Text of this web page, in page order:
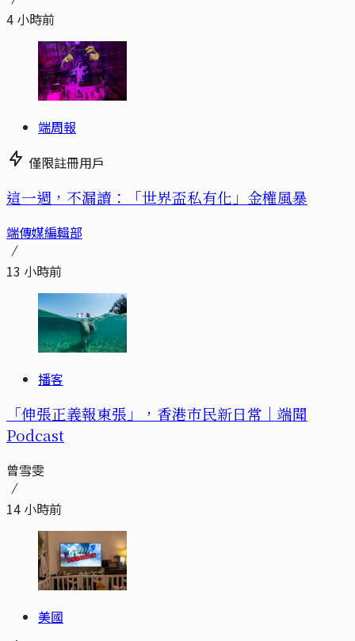
4 小時前
端周報
僅限註冊用戶
這一週，不漏讀：「世界盃私有化」金權風暴
端傳媒編輯部
13 小時前
播客
「伸張正義報東張」，香港市民新日常｜端聞
Podcast
曾雪雯
14 小時前
美國